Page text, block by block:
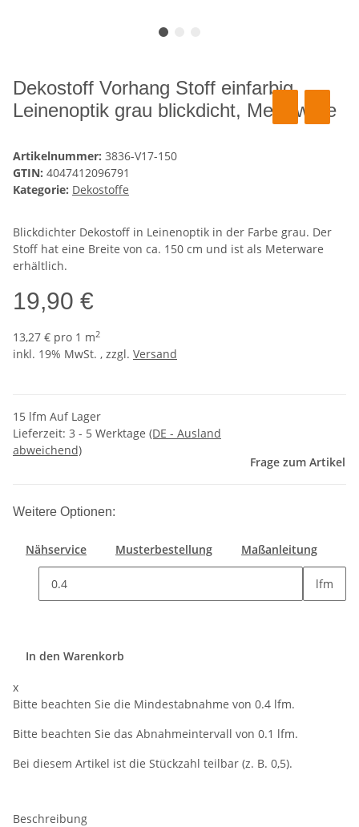
Dekostoff Vorhang Stoff einfarbig
Leinenoptik grau blickdicht, Meterware
Artikelnummer: 3836-V17-150
GTIN: 4047412096791
Kategorie: Dekostoffe
Blickdichter Dekostoff in Leinenoptik in der Farbe grau. Der
Stoff hat eine Breite von ca. 150 cm und ist als Meterware
erhältlich.
19,90 €
13,27 € pro 1 m2
inkl. 19% MwSt. , zzgl. Versand
15 lfm Auf Lager
Lieferzeit: 3 - 5 Werktage (DE - Ausland
abweichend)
Frage zum Artikel
Weitere Optionen:
Nähservice Musterbestellung Maßanleitung
lfm
In den Warenkorb
x
Bitte beachten Sie die Mindestabnahme von 0.4 lfm.
Bitte beachten Sie das Abnahmeintervall von 0.1 lfm.
Bei diesem Artikel ist die Stückzahl teilbar (z. B. 0,5).
Beschreibung